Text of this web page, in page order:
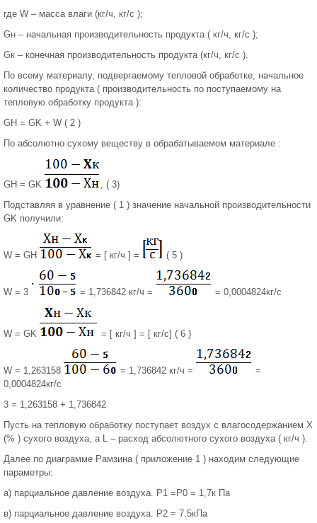
где W – масса влаги (кг/ч, кг/с );
Gн – начальная производительность продукта ( кг/ч, кг/с );
Gк – конечная производительность продукта (кг/ч, кг/с ).
По всему материалу, подвергаемому тепловой обработке, начальное
количество продукта ( производительность по поступаемому на
тепловую обработку продукта ):
GH = GK + W ( 2 )
По абсолютно сухому веществу в обрабатываемом материале :
GH = GK
, ( 3)
Подставляя в уравнение ( 1 ) значение начальной производительности
GK получили:
W = GH = [ кг/ч ] = ( 5 )
W = 3 = 1,736842 кг/ч = = 0,0004824кг/с
W = GK = [ кг/ч ] = [ кг/с] ( 6 )
W = 1,263158 = 1,736842 кг/ч =
=
0,0004824кг/с
3 = 1,263158 + 1,736842
Пусть на тепловую обработку поступает воздух с влагосодержанием Х
(% ) сухого воздуха, а L – расход абсолютного сухого воздуха ( кг/ч ).
Далее по диаграмме Рамзина ( приложение 1 ) находим следующие
параметры:
а) парциальное давление воздуха. Р1 =Р0 = 1,7к Па
в) парциальное давление воздуха. Р2 = 7,5кПа